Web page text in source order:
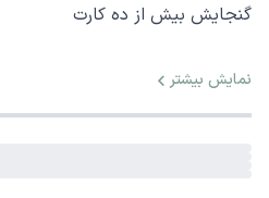
گنجایش بیش از ده کارت
نمایش بیشتر